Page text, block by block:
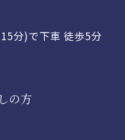
分)で下車 徒歩5分
の方